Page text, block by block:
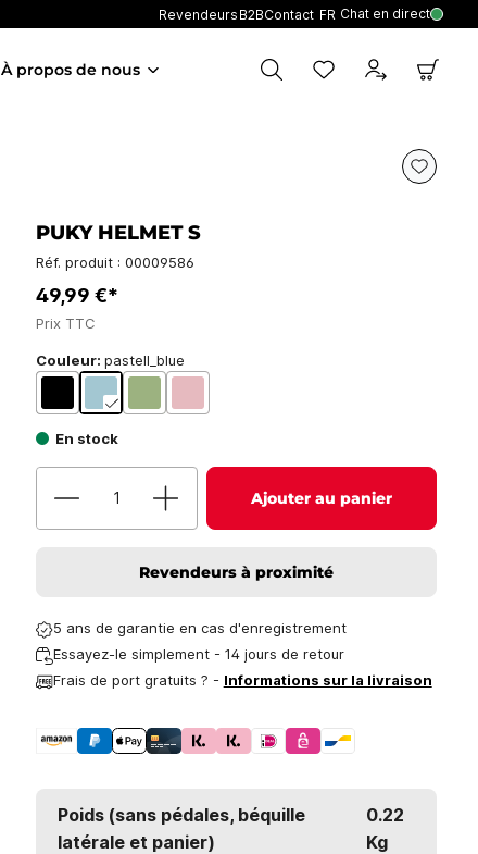
Revendeurs B2BContact FR Chat en direct
À propos de nous
PUKY HELMET S
Réf. produit : 00009586
49,99 €*
Prix TTC
Couleur: pastell_blue
En stock
Ajouter au panier
Revendeurs à proximité
5 ans de garantie en cas d'enregistrement
Essayez-le simplement - 14 jours de retour
Frais de port gratuits ? - Informations sur la livraison
Poids (sans pédales, béquille
latérale et panier)
0.22
Kg